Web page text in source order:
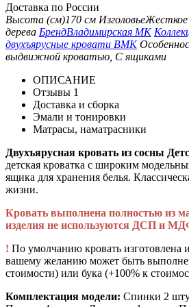
Доставка по России
Высота (см)170 см ИзголовьеЖесткое
дерева БрендВладимирская МК
двухъярусные кровати ВМК
выдвижной кроватью, С ящиками
ОПИСАНИЕ
Отзывы 1
Доставка и сборка
Эмали и тонировки
Матрасы, наматрасники
Двухъярусная кровать из сосны
детская кроватка с широким
ящика для хранения белья.
жизни.
Кровать выполнена полностью из
изделия не используются ДСП и
! По умолчанию кровать изготовлена
вашему желанию может быть
стоимости) или бука (+100% к
Комплектация модели: Спинки 2